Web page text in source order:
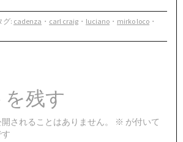
グ: cadenza ・ carl craig ・ luciano ・ mirko loco ・
残す
されることはありません。 ※ が付いて